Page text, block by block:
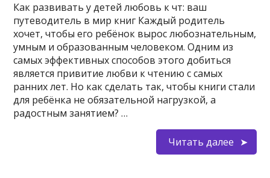
Как развивать у детей любовь к чт: ваш
путеводитель в мир книг Каждый родитель
хочет, чтобы его ребёнок вырос любознательным,
умным и образованным человеком. Одним из
самых эффективных способов этого добиться
является привитие любви к чтению с самых
ранних лет. Но как сделать так, чтобы книги стали
для ребёнка не обязательной нагрузкой, а
радостным занятием? …
Читать далее